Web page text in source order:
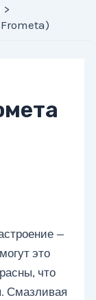
—
это
что
Смазливая